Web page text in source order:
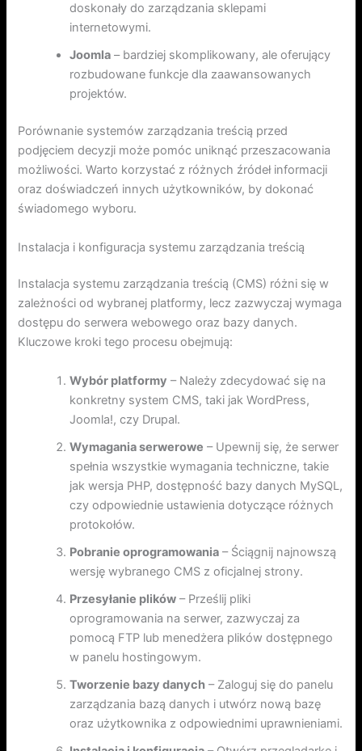
doskonały do zarządzania sklepami
internetowymi.
Joomla – bardziej skomplikowany, ale oferujący
rozbudowane funkcje dla zaawansowanych
projektów.
Porównanie systemów zarządzania treścią przed
podjęciem decyzji może pomóc uniknąć przeszacowania
możliwości. Warto korzystać z różnych źródeł informacji
oraz doświadczeń innych użytkowników, by dokonać
świadomego wyboru.
Instalacja i konfiguracja systemu zarządzania treścią
Instalacja systemu zarządzania treścią (CMS) różni się w
zależności od wybranej platformy, lecz zazwyczaj wymaga
dostępu do serwera webowego oraz bazy danych.
Kluczowe kroki tego procesu obejmują:
Wybór platformy – Należy zdecydować się na
konkretny system CMS, taki jak WordPress,
Joomla!, czy Drupal.
Wymagania serwerowe – Upewnij się, że serwer
spełnia wszystkie wymagania techniczne, takie
jak wersja PHP, dostępność bazy danych MySQL,
czy odpowiednie ustawienia dotyczące różnych
protokołów.
Pobranie oprogramowania – Ściągnij najnowszą
wersję wybranego CMS z oficjalnej strony.
Przesyłanie plików – Prześlij pliki
oprogramowania na serwer, zazwyczaj za
pomocą FTP lub menedżera plików dostępnego
w panelu hostingowym.
Tworzenie bazy danych – Zaloguj się do panelu
zarządzania bazą danych i utwórz nową bazę
oraz użytkownika z odpowiednimi uprawnieniami.